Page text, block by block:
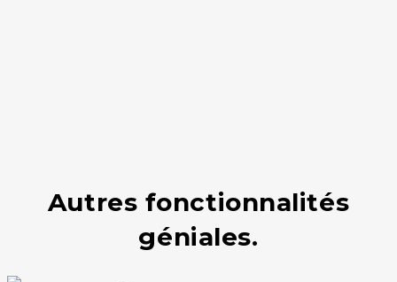
Autres fonctionnalités
géniales.